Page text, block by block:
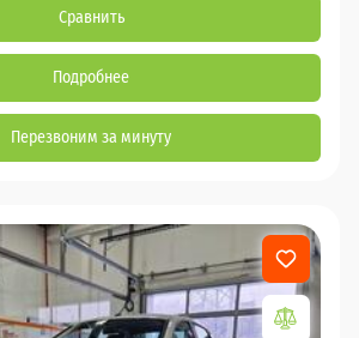
Сравнить
Подробнее
Перезвоним за минуту